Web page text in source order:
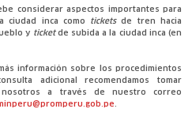
considerar aspectos importantes para
ciudad inca como ticketsde tren hacia
y ticketde subida a la ciudad inca (en
información sobre los procedimientos
adicional recomendamos tomar
nosotros a través de nuestro correo
.